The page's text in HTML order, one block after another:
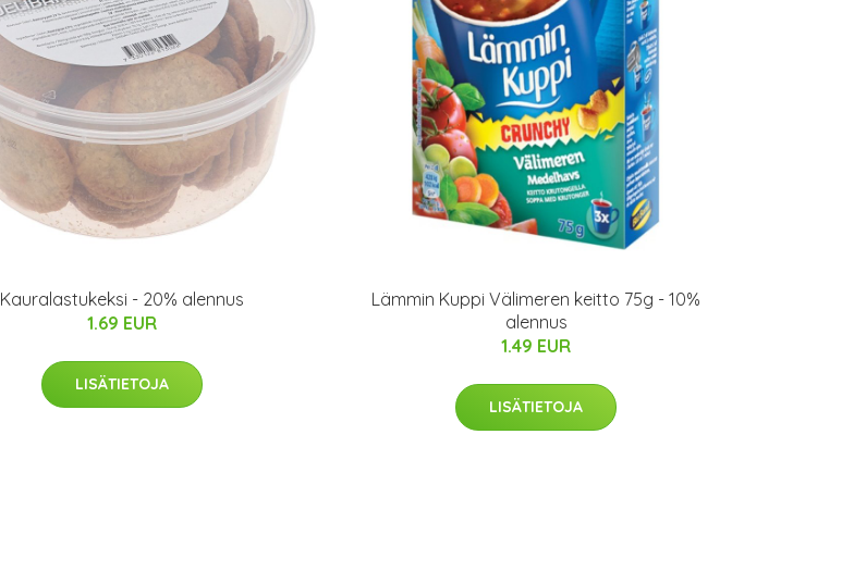
Kauralastukeksi - 20% alennus
1.69 EUR
LISÄTIETOJA
Lämmin Kuppi Välimeren keitto 75g - 10%
alennus
1.49 EUR
LISÄTIETOJA